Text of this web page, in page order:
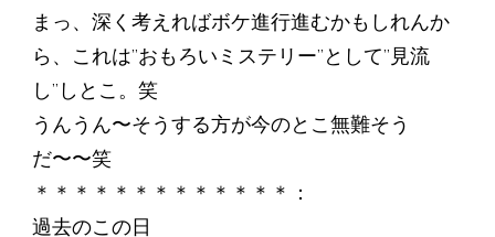
まっ、深く考えればボケ進行進むかもしれんか
ら、これは”おもろいミステリー”として”見流
し”しとこ。笑
うんうん〜そうする方が今のとこ無難そう
だ〜〜笑
＊＊＊＊＊＊＊＊＊＊＊＊＊：
過去のこの日